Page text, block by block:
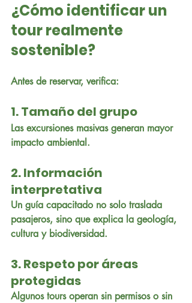
¿Cómo identificar un
tour realmente
sostenible?
Antes de reservar, verifica:
1. Tamaño del grupo
Las excursiones masivas generan mayor
impacto ambiental.
2. Información
interpretativa
Un guía capacitado no solo traslada
pasajeros, sino que explica la geología,
cultura y biodiversidad.
3. Respeto por áreas
protegidas
Algunos tours operan sin permisos o sin